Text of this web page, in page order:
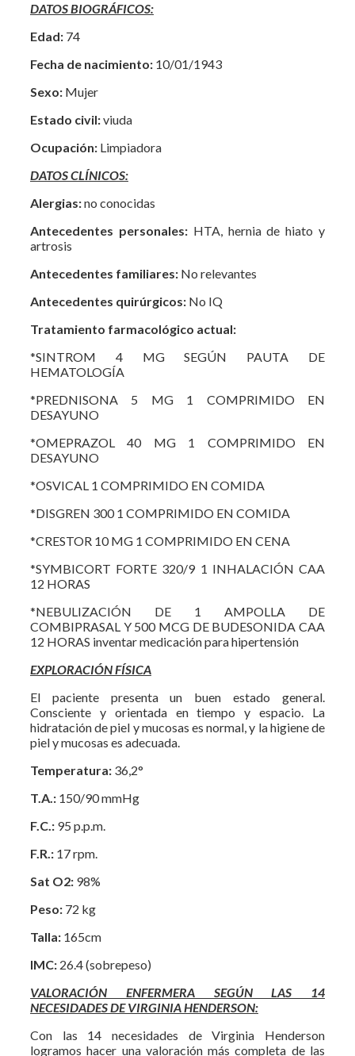
DATOS BIOGRÁFICOS:
Edad: 74
Fecha de nacimiento: 10/01/1943
Sexo: Mujer
Estado civil:viuda
Ocupación: Limpiadora
DATOS CLÍNICOS:
Alergias:no conocidas
Antecedentes personales:HTA, hernia de hiato y
artrosis
Antecedentes familiares: No relevantes
Antecedentes quirúrgicos: No IQ
Tratamiento farmacológico actual:
*SINTROM 4 MG SEGÚN PAUTA DE
HEMATOLOGÍA
*PREDNISONA 5 MG 1 COMPRIMIDO EN
DESAYUNO
*OMEPRAZOL 40 MG 1 COMPRIMIDO EN
DESAYUNO
*OSVICAL 1 COMPRIMIDO EN COMIDA
*DISGREN 300 1 COMPRIMIDO EN COMIDA
*CRESTOR 10 MG 1 COMPRIMIDO EN CENA
*SYMBICORT FORTE 320/9 1 INHALACIÓN CAA
12 HORAS
*NEBULIZACIÓN DE 1 AMPOLLA DE
COMBIPRASAL Y 500 MCG DE BUDESONIDA CAA
12 HORAS inventar medicación para hipertensión
EXPLORACIÓN FÍSICA
El paciente presenta un buen estado general.
Consciente y orientada en tiempo y espacio. La
hidratación de piel y mucosas es normal, y la higiene de
piel y mucosas es adecuada.
Temperatura: 36,2°
T.A.: 150/90 mmHg
F.C.: 95 p.p.m.
F.R.: 17 rpm.
Sat O2: 98%
Peso: 72 kg
Talla: 165cm
IMC: 26.4 (sobrepeso)
VALORACIÓN ENFERMERA SEGÚN LAS 14
NECESIDADES DE VIRGINIA HENDERSON:
Con las 14 necesidades de Virginia Henderson
logramos hacer una valoración más completa de las